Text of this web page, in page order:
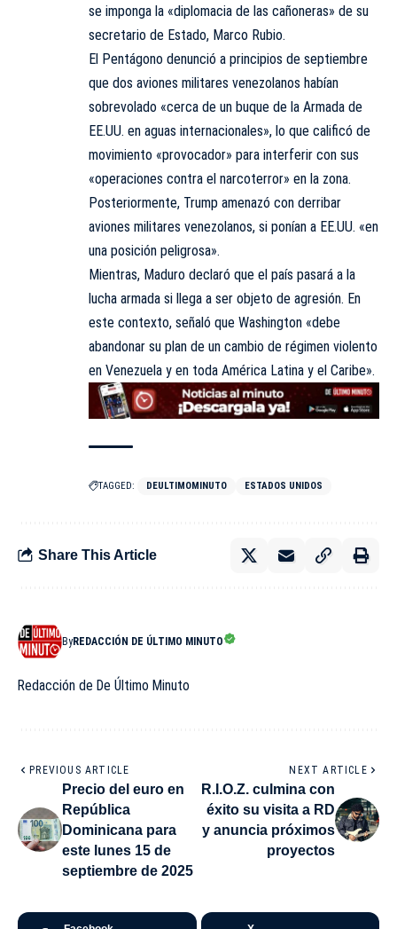
se imponga la «diplomacia de las cañoneras» de su
secretario de Estado, Marco Rubio.
El Pentágono denunció a principios de septiembre
que dos aviones militares venezolanos habían
sobrevolado «cerca de un buque de la Armada de
EE.UU. en aguas internacionales», lo que calificó de
movimiento «provocador» para interferir con sus
«operaciones contra el narcoterror» en la zona.
Posteriormente, Trump amenazó con derribar
aviones militares venezolanos, si ponían a EE.UU. «en
una posición peligrosa».
Mientras, Maduro declaró que el país pasará a la
lucha armada si llega a ser objeto de agresión. En
este contexto, señaló que Washington «debe
abandonar su plan de un cambio de régimen violento
en Venezuela y en toda América Latina y el Caribe».
TAGGED: DEULTIMOMINUTO ESTADOS UNIDOS
Share This Article
ByREDACCIÓN DE ÚLTIMO MINUTO
Redacción de De Último Minuto
PREVIOUS ARTICLE
Precio del euro en
República
Dominicana para
este lunes 15 de
septiembre de 2025
NEXT ARTICLE
R.I.O.Z. culmina con
éxito su visita a RD
y anuncia próximos
proyectos